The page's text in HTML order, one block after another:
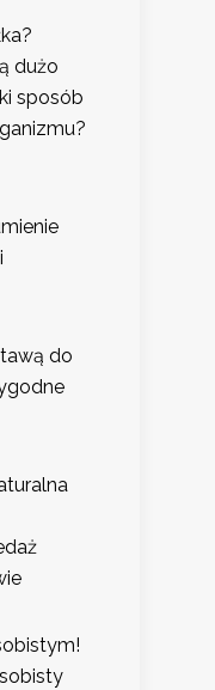
dużo
sposób
do